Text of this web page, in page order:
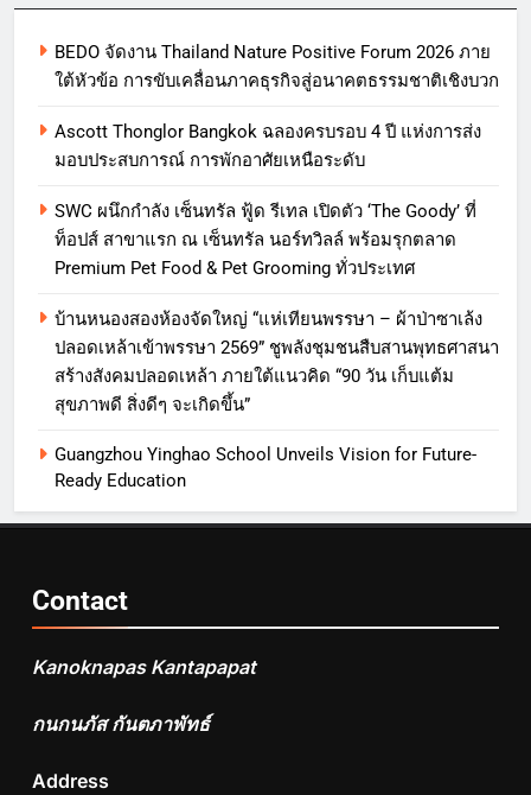
BEDO จัดงาน Thailand Nature Positive Forum 2026 ภาย
ใต้หัวข้อ การขับเคลื่อนภาคธุรกิจสู่อนาคตธรรมชาติเชิงบวก
Ascott Thonglor Bangkok ฉลองครบรอบ 4 ปี แห่งการส่ง
มอบประสบการณ์ การพักอาศัยเหนือระดับ
SWC ผนึกกำลัง เซ็นทรัล ฟู้ด รีเทล เปิดตัว ‘The Goody’ ที่
ท็อปส์ สาขาแรก ณ เซ็นทรัล นอร์ทวิลล์ พร้อมรุกตลาด
Premium Pet Food & Pet Grooming ทั่วประเทศ
บ้านหนองสองห้องจัดใหญ่ “แห่เทียนพรรษา – ผ้าป่าซาเล้ง
ปลอดเหล้าเข้าพรรษา 2569” ชูพลังชุมชนสืบสานพุทธศาสนา
สร้างสังคมปลอดเหล้า ภายใต้แนวคิด “90 วัน เก็บแต้ม
สุขภาพดี สิ่งดีๆ จะเกิดขึ้น”
Guangzhou Yinghao School Unveils Vision for Future-
Ready Education
Contact
Kanoknapas Kantapapat
กนกนภัส กันตภาพัทธ์
Address